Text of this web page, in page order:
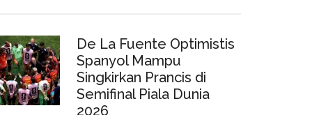
De La Fuente Optimistis
Spanyol Mampu
Singkirkan Prancis di
Semifinal Piala Dunia
2026